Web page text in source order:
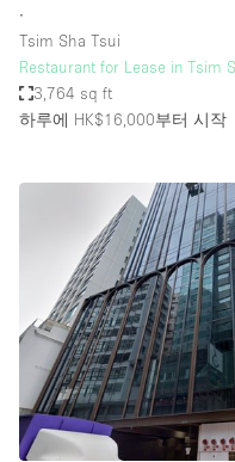
∙
Tsim Sha Tsui
Restaurant for Lease in Tsim
3,764 sq ft
하루에 HK$16,000부터 시작